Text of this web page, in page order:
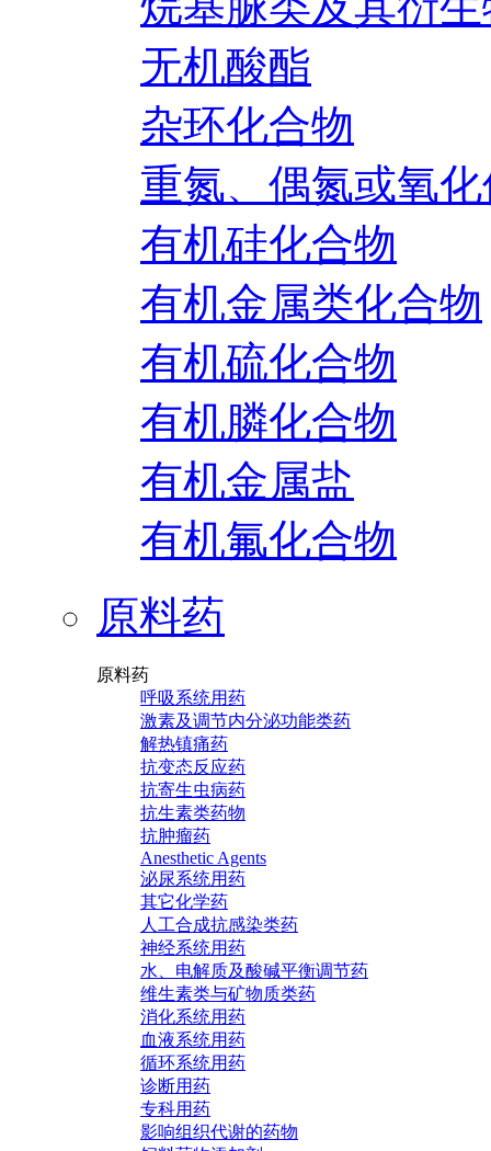
无机酸酯
杂环化合物
重氮、偶氮或氧
有机硅化合物
有机金属类化合物
有机硫化合物
有机膦化合物
有机金属盐
有机氟化合物
原料药
原料药
呼吸系统用药
激素及调节内分泌功能类药
解热镇痛药
抗变态反应药
抗寄生虫病药
抗生素类药物
抗肿瘤药
Anesthetic Agents
泌尿系统用药
其它化学药
人工合成抗感染类药
神经系统用药
水、电解质及酸碱平衡调节药
维生素类与矿物质类药
消化系统用药
血液系统用药
循环系统用药
诊断用药
专科用药
影响组织代谢的药物